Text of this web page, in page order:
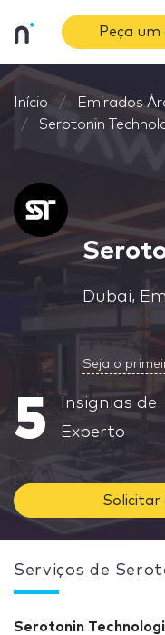
Peça
Início Emirados
Serotonin
Dubai,
Seja o
5
Insignias de
Experto
Solicitar
Serviços de
Serotonin